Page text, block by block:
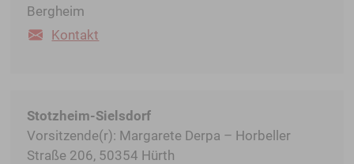
Bergheim
Kontakt
Stotzheim-Sielsdorf
Vorsitzende(r): Margarete Derpa – Horbeller
Straße 206, 50354 Hürth